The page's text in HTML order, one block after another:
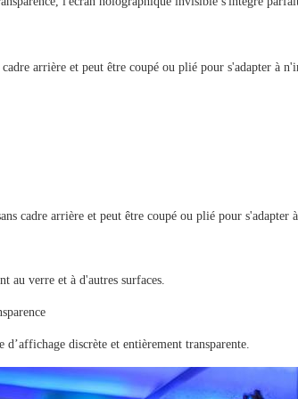
arrière et peut être coupé ou plié pour s'adapter à
cadre arrière et peut être coupé ou plié pour s'adapter
au verre et à d'autres surfaces.
d’affichage discrète et entièrement transparente.